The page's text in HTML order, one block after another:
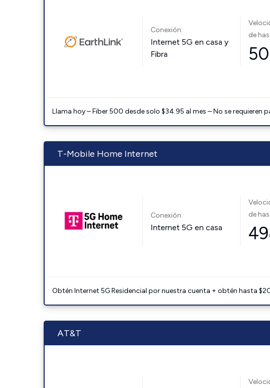
Conexión:
Internet 5G en casa y
Fibra
de
Llama hoy – Fiber 500 desde solo $34.95 al mes – No se
T-Mobile Home Internet
Conexión:
Internet 5G en casa
de
Obtén Internet 5G Residencial por nuestra cuenta + obtén hasta
AT&T